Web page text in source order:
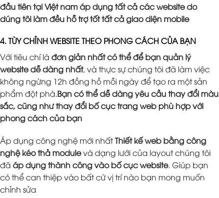
đầu tiên tại Việt nam áp dụng tất cả các website do
dúng tôi làm đều hỗ trợ tốt tất cả giao diện mobile
4. TÙY CHỈNH WEBSITE THEO PHONG CÁCH CỦA BẠN
Với tiêu chí là đơn giản nhất có thể để bạn quản lý
website dễ dàng nhất, và thực sự chúng tôi đã làm việc
không ngừng 12h đồng hồ mỗi ngày để tạo ra một sản
phẩm đột phá.Bạn có thể dễ dàng yêu cầu thay đổi màu
sắc, cũng như thay đổi bố cục trang web phù hợp với
phong cách của bạn
Áp dụng công nghệ mới nhấtThiết kế web bằng công
nghệ kéo thả modulevà dạng lưới của layout chúng tôi
đã áp dụng thành công vào bố cục website. Giúp bạn
có thể can thiệp vào bất cứ vị trí nào bạn mong muốn
chỉnh sửa